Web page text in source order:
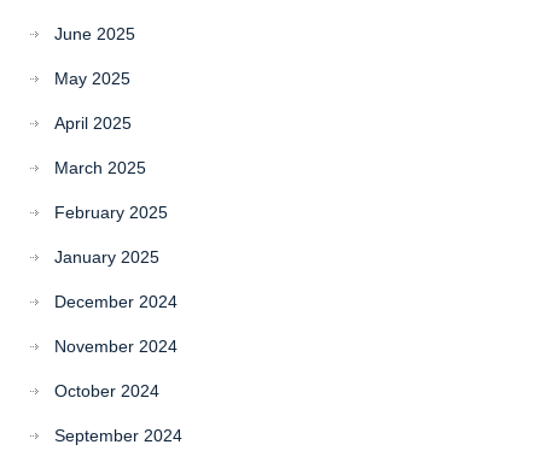
June 2025
May 2025
April 2025
March 2025
February 2025
January 2025
December 2024
November 2024
October 2024
September 2024